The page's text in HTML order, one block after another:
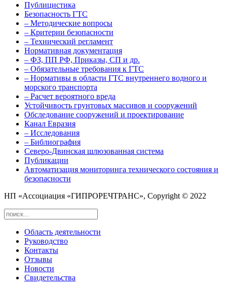
Публицистика
Безопасность ГТС
– Методические вопросы
– Критерии безопасности
– Технический регламент
Нормативная документация
– ФЗ, ПП РФ, Приказы, СП и др.
– Обязательные требования к ГТС
– Нормативы в области ГТС внутреннего водного и
морского транспорта
– Расчет вероятного вреда
Устойчивость грунтовых массивов и сооружений
Обследование сооружений и проектирование
Канал Евразия
– Исследования
– Библиография
Северо-Двинская шлюзованная система
Публикации
Автоматизация мониторинга технического состояния и
безопасности
НП «Ассоциация «ГИПРОРЕЧТРАНС», Copyright © 2022
Область деятельности
Руководство
Контакты
Отзывы
Новости
Свидетельства